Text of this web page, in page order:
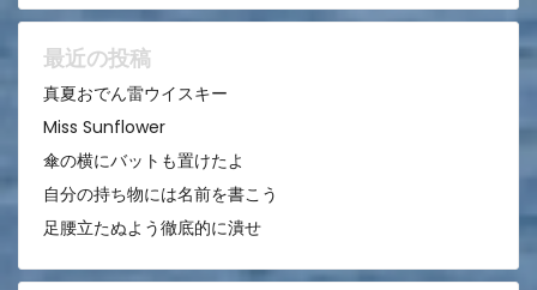
ョ
ン
最近の投稿
真夏おでん雷ウイスキー
Miss Sunflower
傘の横にバットも置けたよ
自分の持ち物には名前を書こう
足腰立たぬよう徹底的に潰せ